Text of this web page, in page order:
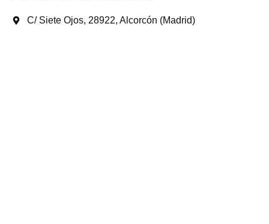
C/ Siete Ojos, 28922, Alcorcón (Madrid)